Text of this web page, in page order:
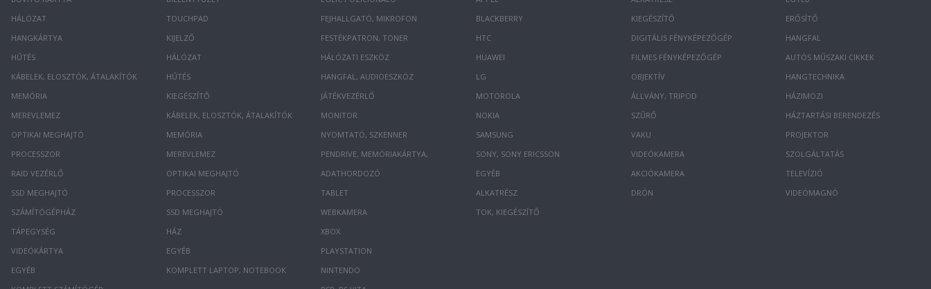
HÁLÓZAT
HANGKÁRTYA
HŰTÉS
KÁBELEK, ELOSZTÓK, ÁTALAKÍTÓK
MEMÓRIA
MEREVLEMEZ
OPTIKAI MEGHAJTÓ
PROCESSZOR
RAID VEZÉRLŐ
SSD MEGHAJTÓ
SZÁMÍTÓGÉPHÁZ
TÁPEGYSÉG
VIDEÓKÁRTYA
EGYÉB
TOUCHPAD
KIJELZŐ
HÁLÓZAT
HŰTÉS
KIEGÉSZÍTŐ
KÁBELEK, ELOSZTÓK, ÁTALAKÍTÓK
MEMÓRIA
MEREVLEMEZ
OPTIKAI MEGHAJTÓ
PROCESSZOR
SSD MEGHAJTÓ
HÁZ
EGYÉB
KOMPLETT LAPTOP, NOTEBOOK
FEJHALLGATÓ, MIKROFON
FESTÉKPATRON, TONER
HÁLÓZATI ESZKÖZ
HANGFAL, AUDIOESZKÖZ
JÁTÉKVEZÉRLŐ
MONITOR
NYOMTATÓ, SZKENNER
PENDRIVE, MEMÓRIAKÁRTYA,
ADATHORDOZÓ
TABLET
WEBKAMERA
XBOX
PLAYSTATION
NINTENDO
BLACKBERRY
HTC
HUAWEI
LG
MOTOROLA
NOKIA
SAMSUNG
SONY, SONY ERICSSON
EGYÉB
ALKATRÉSZ
TOK, KIEGÉSZÍTŐ
KIEGÉSZÍTŐ
DIGITÁLIS FÉNYKÉPEZŐGÉP
FILMES FÉNYKÉPEZŐGÉP
OBJEKTÍV
ÁLLVÁNY, TRIPOD
SZŰRŐ
VAKU
VIDEÓKAMERA
AKCIÓKAMERA
DRÓN
ERŐSÍTŐ
HANGFAL
AUTÓS MŰSZAKI CIKKEK
HANGTECHNIKA
HÁZIMOZI
HÁZTARTÁSI BERENDEZÉS
PROJEKTOR
SZOLGÁLTATÁS
TELEVÍZIÓ
VIDEÓMAGNÓ